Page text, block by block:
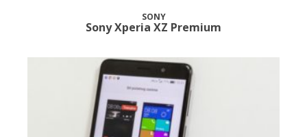
SONY
Sony Xperia XZ Premium